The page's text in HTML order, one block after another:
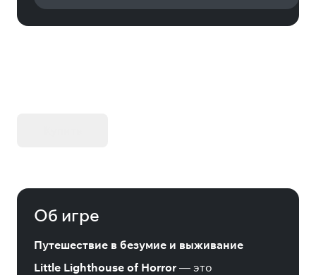
Об игре
Путешествие в безумие и выживание
Little Lighthouse of Horror — это